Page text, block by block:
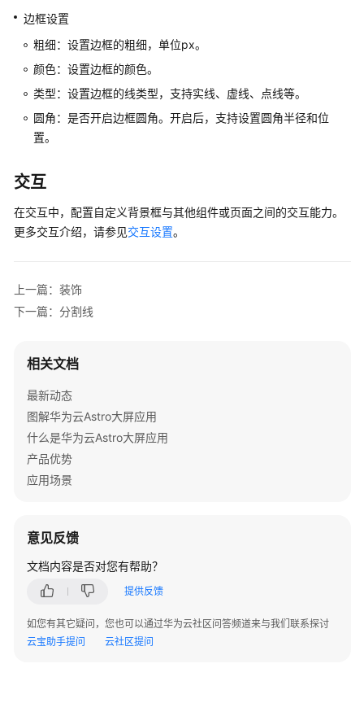
理
组
件
绍
图
媒
体
本
地
图
装
框
割
线
边框设置
粗细：设置边框的粗细，单位px。
颜色：设置边框的颜色。
类型：设置边框的线类型，支持实线、虚线、点线等。
圆角：是否开启边框圆角。开启后，支持设置圆角半径和位
置。
交互
在交互中，配置自定义背景框与其他组件或页面之间的交互能力。
更多交互介绍，请参见交互设置。
上一篇：装饰
下一篇：分割线
相关文档
最新动态
图解华为云Astro大屏应用
什么是华为云Astro大屏应用
产品优势
应用场景
意见反馈
文档内容是否对您有帮助？
提供反馈
如您有其它疑问，您也可以通过华为云社区问答频道来与我们联系探讨
云宝助手提问
云社区提问